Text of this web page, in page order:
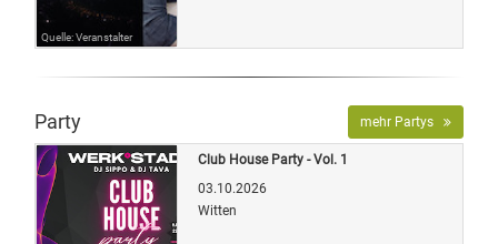
Quelle: Veranstalter
Party mehr Partys
Club House Party - Vol. 1
03.10.2026
Witten